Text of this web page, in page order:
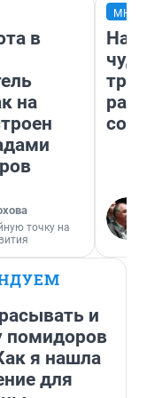
в
на
точку на
и
помидоров
я нашла
для